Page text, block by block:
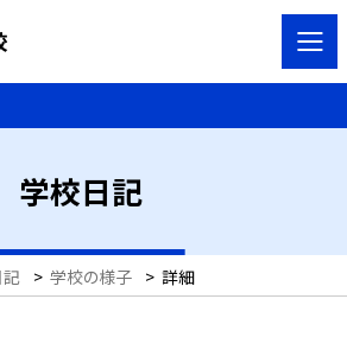
学校日記
> 学校の様子 > 詳細